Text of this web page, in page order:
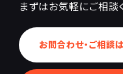
まずはお気軽にご相談
お問合わせ・ご相談